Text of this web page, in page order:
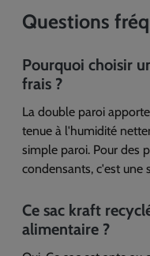
Questions
Pourquoi choisir
frais ?
La double paroi
tenue à l'humidité
simple paroi. Pour des
condensants, c'est une
Ce sac kraft
alimentaire ?